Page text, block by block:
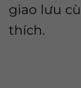
giao lưu
thích.